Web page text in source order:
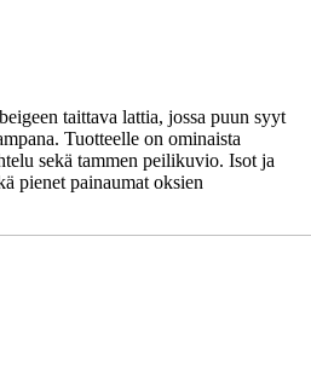
taittava lattia, jossa puun syyt
Tuotteelle on ominaista
sekä tammen peilikuvio. Isot ja
pienet painaumat oksien